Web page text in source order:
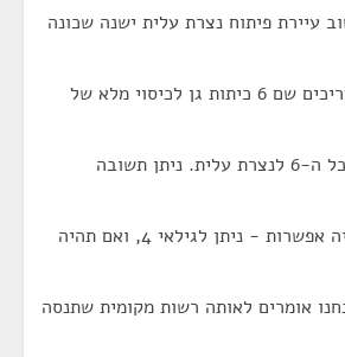
עיירת פיתוח נצרת עלית ישנה שכונה
יחידות דיור, אנחנו צריכים שם 6 כיתות גן לכיסוי מלא של
לא נוכל להקצות את כל ה-6 לנצרת עלית. ניתן תשובה
לגילאי חובה. אם תהיה אפשרות - ניתן לגילאי 4, ואם תהיה
שאנחנו אומרים לאותה רשות מקומית שתנסה